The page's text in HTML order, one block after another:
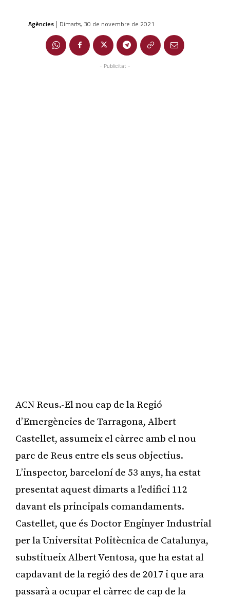
Agències | Dimarts, 30 de novembre de 2021
- Publicitat -
ACN Reus.-El nou cap de la Regió
d’Emergències de Tarragona, Albert
Castellet, assumeix el càrrec amb el nou
parc de Reus entre els seus objectius.
L’inspector, barceloní de 53 anys, ha estat
presentat aquest dimarts a l’edifici 112
davant els principals comandaments.
Castellet, que és Doctor Enginyer Industrial
per la Universitat Politècnica de Catalunya,
substitueix Albert Ventosa, que ha estat al
capdavant de la regió des de 2017 i que ara
passarà a ocupar el càrrec de cap de la